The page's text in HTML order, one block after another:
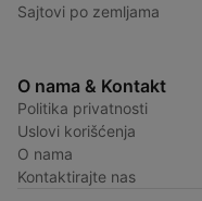
Sajtovi po zemljama
O nama & Kontakt
Politika privatnosti
Uslovi korišćenja
O nama
Kontaktirajte nas